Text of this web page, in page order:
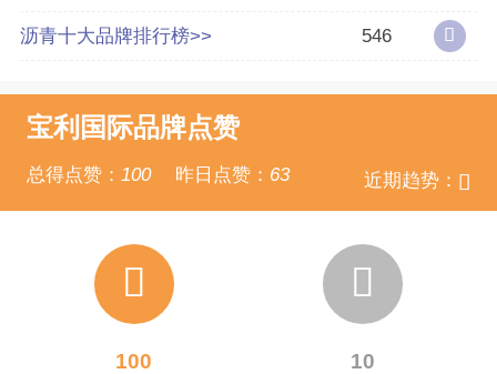
沥青十大品牌排行榜>> 546
宝利国际品牌点赞
近期趋势：
总得点赞： 100 昨日点赞： 63
100 10